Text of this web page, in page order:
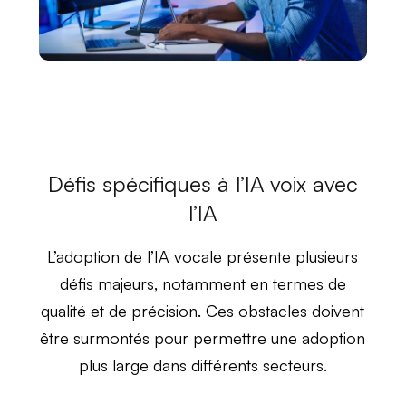
Défis spécifiques à l’IA voix avec
l’IA
L’adoption de l’IA vocale présente plusieurs
défis majeurs, notamment en termes de
qualité et de précision. Ces obstacles doivent
être surmontés pour permettre une adoption
plus large dans différents secteurs.